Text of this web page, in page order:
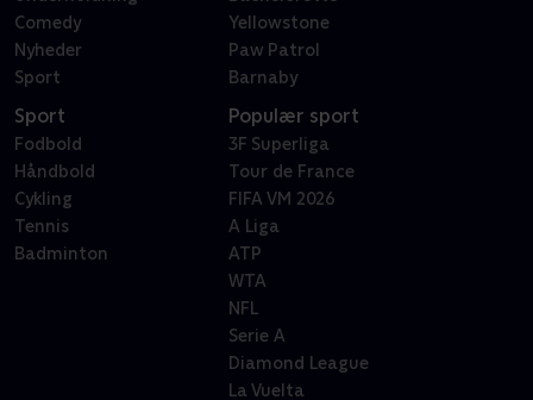
Comedy
Nyheder
Sport
Yellowstone
Paw Patrol
Barnaby
Sport
Fodbold
Håndbold
Cykling
Tennis
Badminton
Populær sport
3F Superliga
Tour de France
FIFA VM 2026
A Liga
ATP
WTA
NFL
Serie A
Diamond League
La Vuelta